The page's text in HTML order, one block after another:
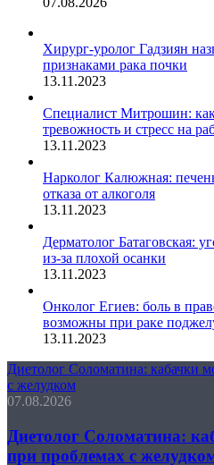
Хирург-уролог Гадзиян
признаками рака почки
13.11.2023
Специалист Митрошин: как
тревожность и стресс на
13.11.2023
Нарколог Калюжная:
отказа от алкоголя
13.11.2023
Дерматолог Батаговская:
из-за плохой осанки
13.11.2023
Онколог Егиев: боль в
возможны при раке
13.11.2023
Диетолог Соломатина: кабачки
с желудком
07.08.2026
Диетолог Соломатина:
при проблемах с